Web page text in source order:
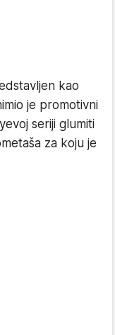
kao
je promotivni
seriji glumiti
za koju je